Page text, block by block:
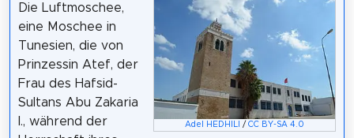
Adel HEDHILI /CC BY-SA 4.0
Die Luftmoschee,
eine Moschee in
Tunesien, die von
Prinzessin Atef, der
Frau des Hafsid-
Sultans Abu Zakaria
I., während der